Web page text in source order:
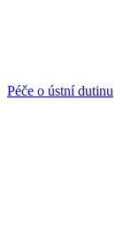
Péče o ústní dutinu